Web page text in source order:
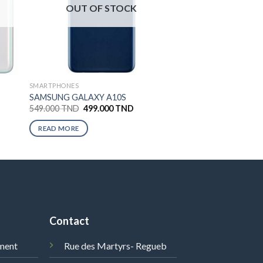
OUT OF STOCK
SMARTPHONES
SAMSUNG GALAXY A10S
549.000TND 499.000TND
READ MORE
Contact
Rue des Martyrs- Regueb